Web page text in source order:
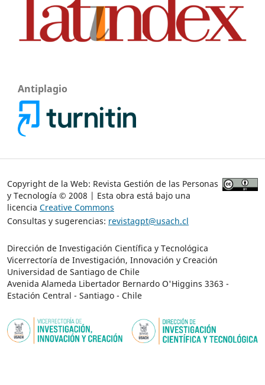
Antiplagio
Copyright de la Web: Revista Gestión de las Personas
y Tecnología © 2008 | Esta obra está bajo una
licencia Creative Commons
Consultas y sugerencias: revistagpt@usach.cl
Dirección de Investigación Científica y Tecnológica
Vicerrectoría de Investigación, Innovación y Creación
Universidad de Santiago de Chile
Avenida Alameda Libertador Bernardo O'Higgins 3363 -
Estación Central - Santiago - Chile